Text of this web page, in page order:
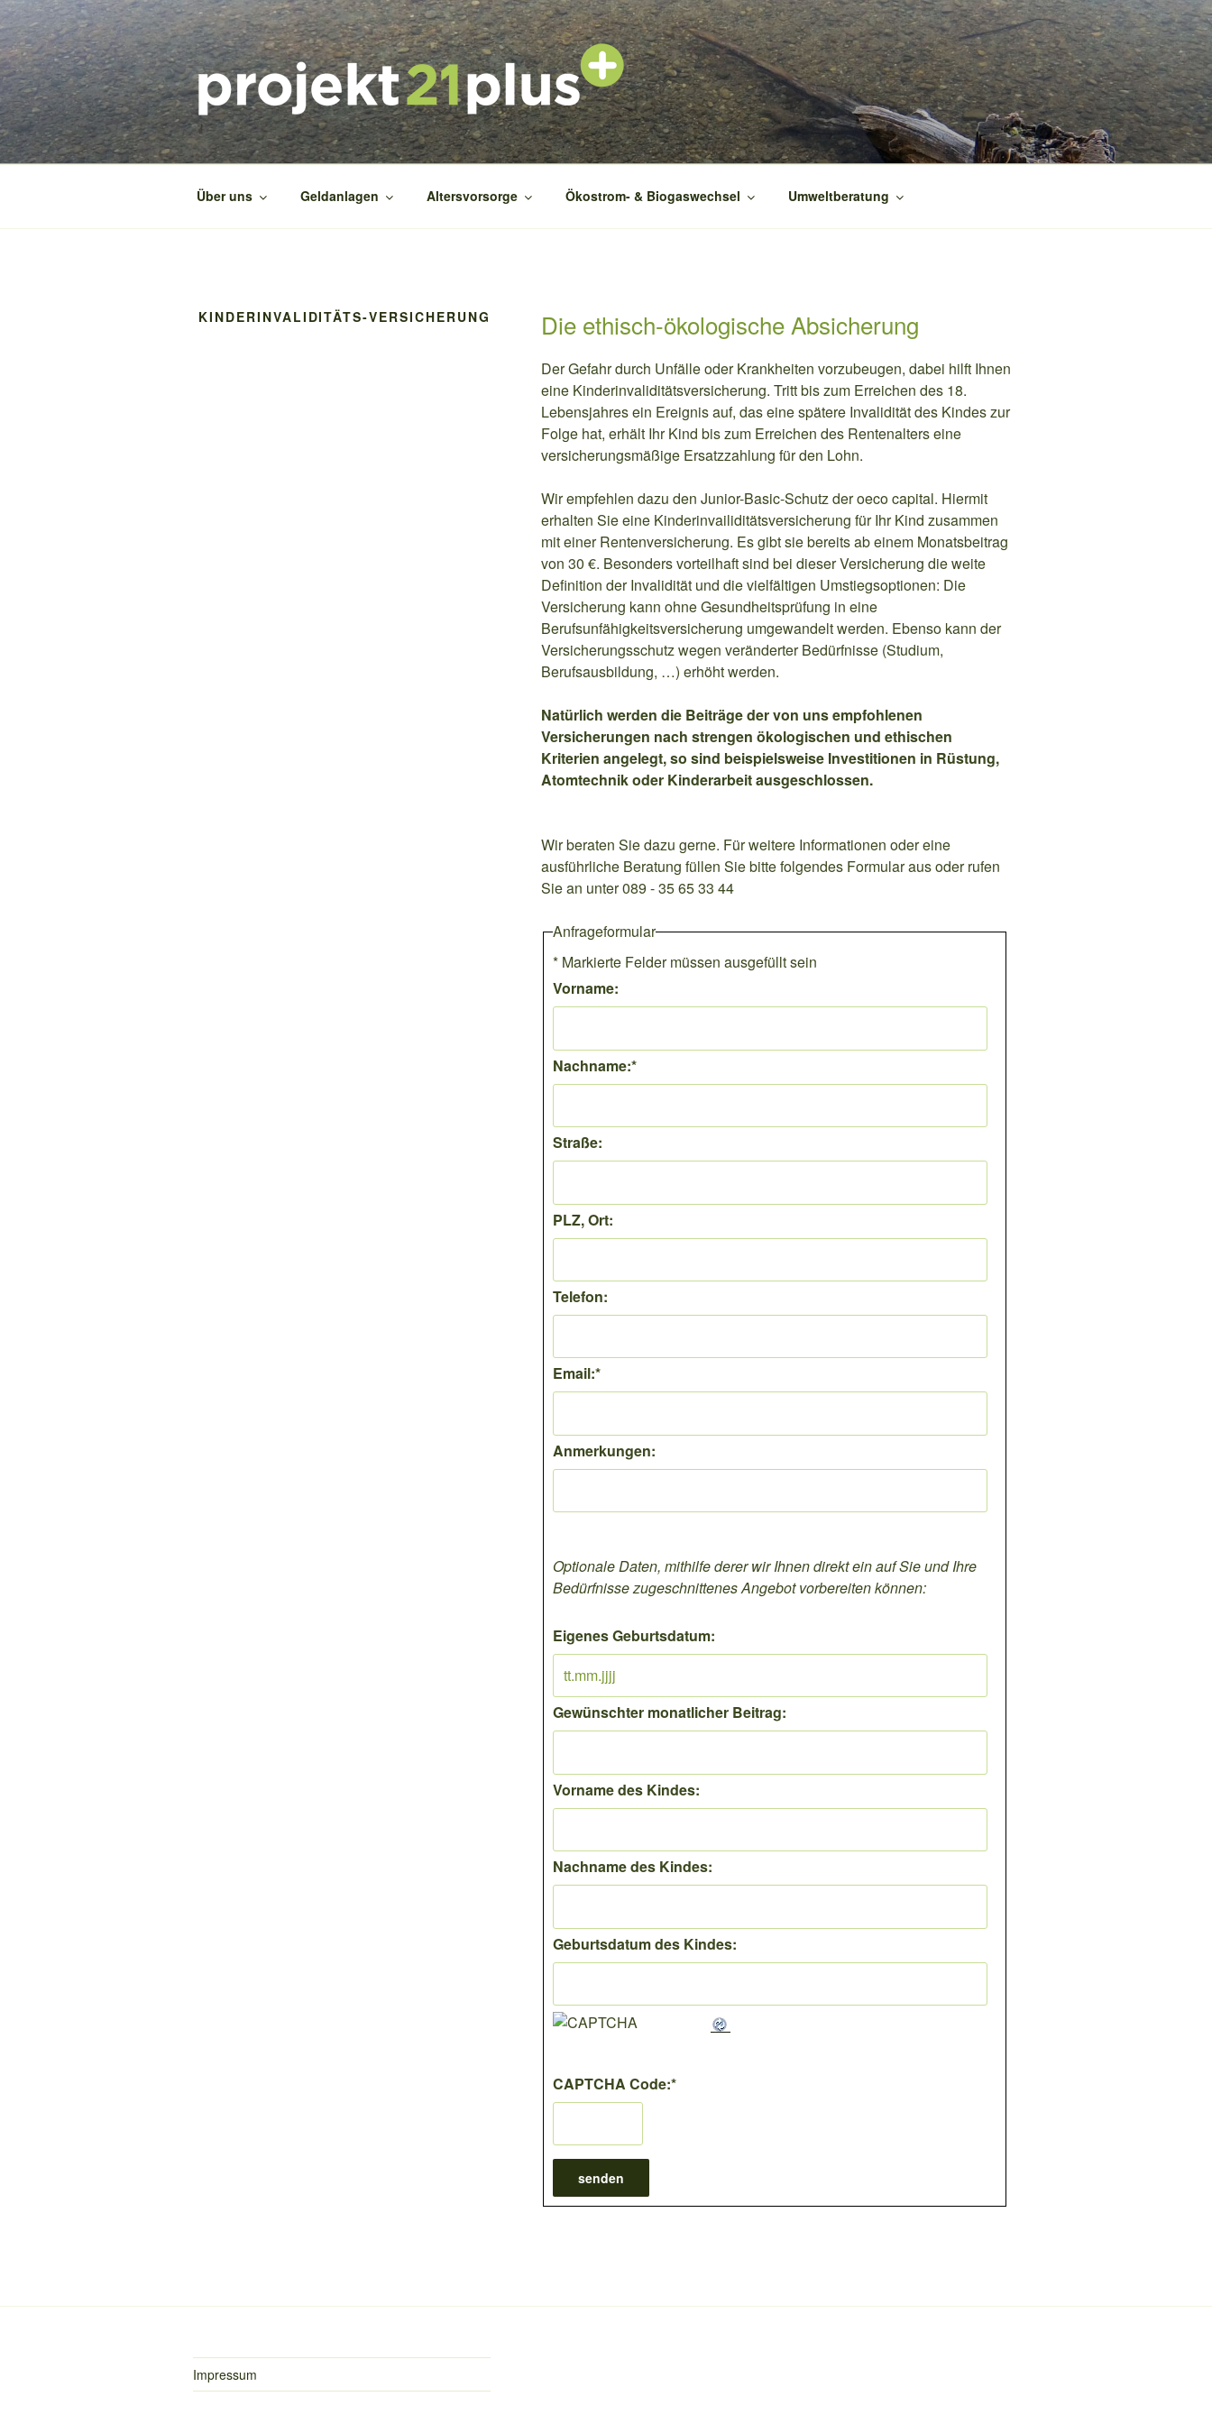
Zum
Inhalt
springen
PROJEKT21PLUS
Das ökologische Beratungsprojekt
Über uns Geldanlagen Altersvorsorge Ökostrom- & Biogaswechsel Umweltberatung
KINDERINVALIDITÄTS-VERSICHERUNG Die ethisch-ökologische Absicherung
Der Gefahr durch Unfälle oder Krankheiten vorzubeugen, dabei hilft Ihnen
eine Kinderinvaliditätsversicherung. Tritt bis zum Erreichen des 18.
Lebensjahres ein Ereignis auf, das eine spätere Invalidität des Kindes zur
Folge hat, erhält Ihr Kind bis zum Erreichen des Rentenalters eine
versicherungsmäßige Ersatzzahlung für den Lohn.
Wir empfehlen dazu den Junior-Basic-Schutz der oeco capital. Hiermit
erhalten Sie eine Kinderinvailiditätsversicherung für Ihr Kind zusammen
mit einer Rentenversicherung. Es gibt sie bereits ab einem Monatsbeitrag
von 30 €. Besonders vorteilhaft sind bei dieser Versicherung die weite
Definition der Invalidität und die vielfältigen Umstiegsoptionen: Die
Versicherung kann ohne Gesundheitsprüfung in eine
Berufsunfähigkeitsversicherung umgewandelt werden. Ebenso kann der
Versicherungsschutz wegen veränderter Bedürfnisse (Studium,
Berufsausbildung, …) erhöht werden.
Natürlich werden die Beiträge der von uns empfohlenen
Versicherungen nach strengen ökologischen und ethischen
Kriterien angelegt, so sind beispielsweise Investitionen in Rüstung,
Atomtechnik oder Kinderarbeit ausgeschlossen.
Wir beraten Sie dazu gerne. Für weitere Informationen oder eine
ausführliche Beratung füllen Sie bitte folgendes Formular aus oder rufen
Sie an unter 089 - 35 65 33 44
Anfrageformular
* Markierte Felder müssen ausgefüllt sein
Vorname:
Nachname:*
Straße:
PLZ, Ort:
Telefon:
Email:*
Anmerkungen:
Optionale Daten, mithilfe derer wir Ihnen direkt ein auf Sie und Ihre
Bedürfnisse zugeschnittenes Angebot vorbereiten können:
Eigenes Geburtsdatum:
Gewünschter monatlicher Beitrag:
Vorname des Kindes:
Nachname des Kindes:
Geburtsdatum des Kindes:
CAPTCHA Code:*
Impressum